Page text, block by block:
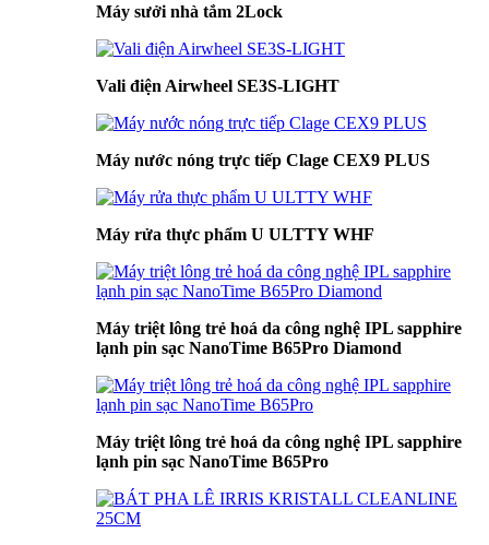
Máy sưởi nhà tắm 2Lock
Vali điện Airwheel SE3S-LIGHT
Máy nước nóng trực tiếp Clage CEX9 PLUS
Máy rửa thực phẩm U ULTTY WHF
Máy triệt lông trẻ hoá da công nghệ IPL sapphire
lạnh pin sạc NanoTime B65Pro Diamond
Máy triệt lông trẻ hoá da công nghệ IPL sapphire
lạnh pin sạc NanoTime B65Pro